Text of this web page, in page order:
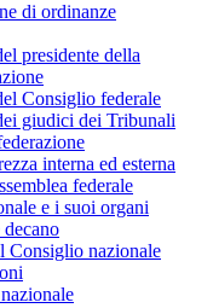
di ordinanze
presidente della
Consiglio federale
giudici dei Tribunali
interna ed esterna
federale
e i suoi organi
decano
Consiglio nazionale